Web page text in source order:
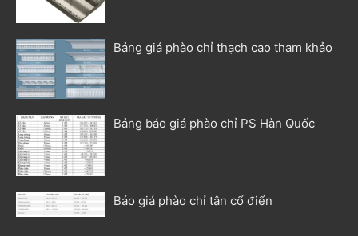
Bảng giá phào chỉ thạch cao tham khảo
Bảng báo giá phào chỉ PS Hàn Quốc
Báo giá phào chỉ tân cổ điển